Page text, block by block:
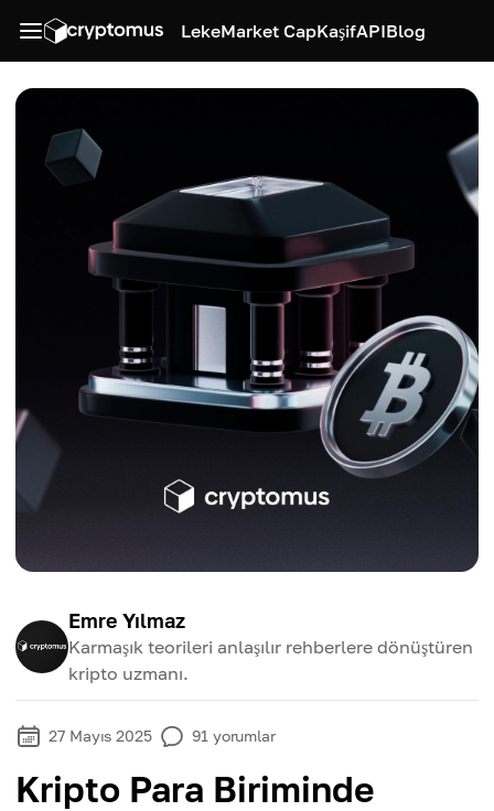
LekeMarket CapKaşifAPIBlog
Emre Yılmaz
Karmaşık teorileri anlaşılır rehberlere dönüştüren
kripto uzmanı.
27 Mayıs 2025 91 yorumlar
Kripto Para Biriminde